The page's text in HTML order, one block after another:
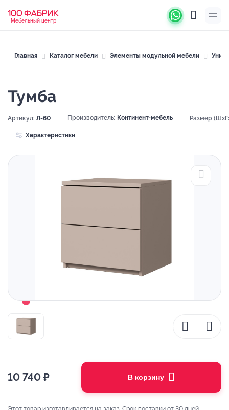
Мебельный центр
Главная Каталог мебели Элементы модульной мебели
Тумба
Артикул: Л-60 Производитель: Континент-мебель Размер
Характеристики
10 740 ₽ В корзину